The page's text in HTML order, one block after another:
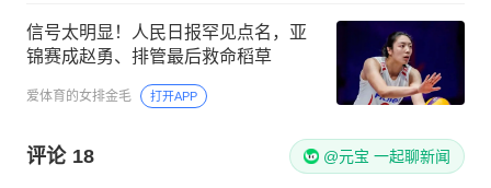
信号太明显！人民日报罕见点名，亚
锦赛成赵勇、排管最后救命稻草
爱体育的女排金毛 打开APP
评论 18 @元宝 一起聊新闻